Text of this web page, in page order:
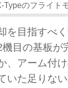
Typeのフライト
を目指すべ
機目の基板
、アーム付
いた足りな